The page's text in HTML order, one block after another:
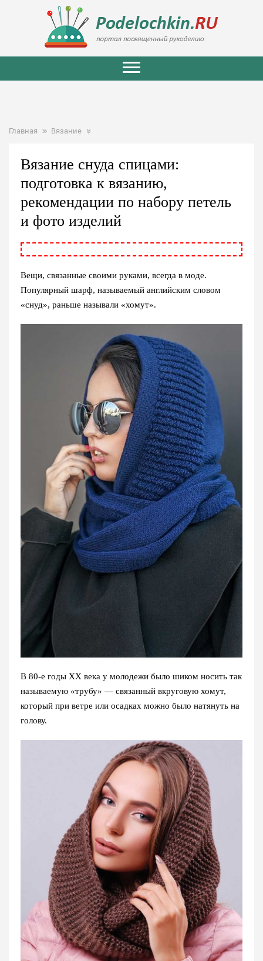
Главная Вязание
Вязание снуда спицами:
подготовка к вязанию,
рекомендации по набору петель
и фото изделий
Вещи, связанные своими руками, всегда в моде.
Популярный шарф, называемый английским словом
«снуд», раньше называли «хомут».
В 80-е годы ХХ века у молодежи было шиком носить так
называемую «трубу» — связанный вкруговую хомут,
который при ветре или осадках можно было натянуть на
голову.